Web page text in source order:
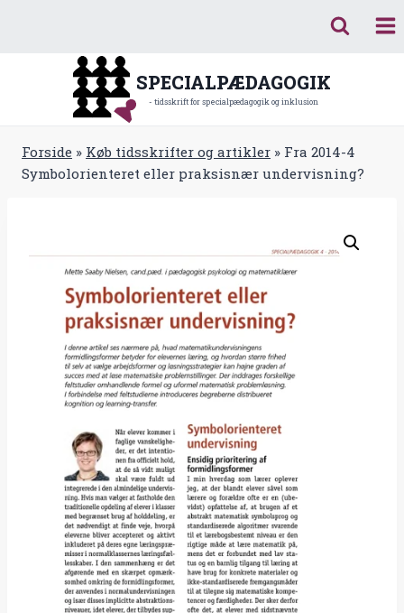
SPECIALPÆDAGOGIK
- tidsskrift for specialpædagogik og inklusion
Forside » Køb tidsskrifter og artikler » Fra 2014-4
Symbolorienteret eller praksisnær undervisning?